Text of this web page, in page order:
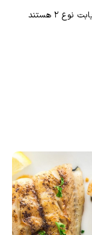
۲ هستند